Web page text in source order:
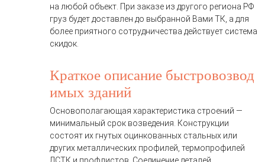
на любой объект. При заказе из другого региона РФ
груз будет доставлен до выбранной Вами ТК, а для
более приятного сотрудничества действует система
скидок.
Краткое описание быстровозвод
имых зданий
Основополагающая характеристика строений —
минимальный срок возведения. Конструкции
состоят их гнутых оцинкованных стальных или
других металлических профилей, термопрофилей